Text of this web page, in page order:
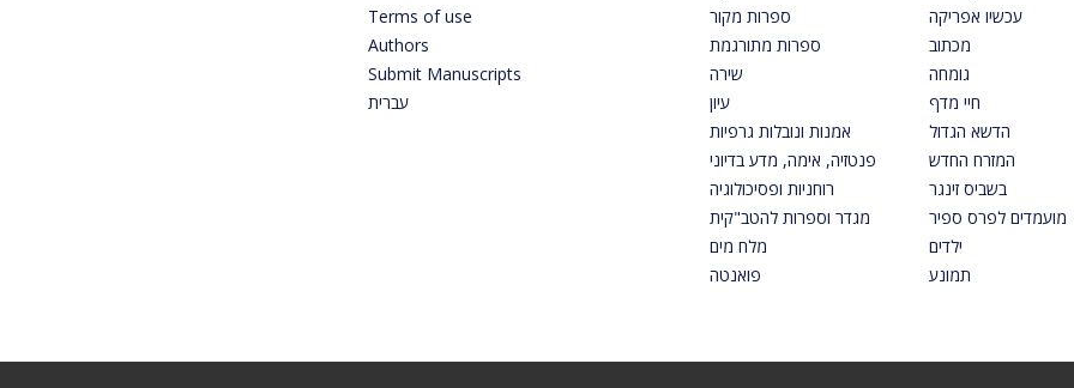
Terms of use
Authors
Submit Manuscripts
עברית
ספרות מקור
ספרות מתורגמת
שירה
עיון
אמנות ונובלות גרפיות
פנטזיה, אימה, מדע בדיוני
רוחניות ופסיכולוגיה
מגדר וספרות להטב"קית
מלח מים
פואנטה
עכשיו אפריקה
מכתוב
גומחה
חיי מדף
הדשא הגדול
המזרח החדש
בשביס זינגר
מועמדים לפרס ספיר
ילדים
תמונע